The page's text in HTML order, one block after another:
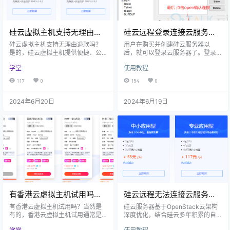
硅云虚拟主机支持无理由退
款吗？
硅云虚拟主机支持无理由退款吗？
是的，硅云虚拟主机提供便捷、公
云虚拟主机时，可随时自助一键申
请退款，非常方便、省心，不用担
心不好用。需要注意的是，无理由
产品试用时间）。 硅云虚拟主机是
量化云端虚拟主机服务，主要用于
搭建网站，提供安全、稳定的PHP
运行环境，赠送MySQL数据库，可
通过硅云虚机管理面板管理…
学堂
117 0
2024年6月20日
硅云远程登录连接云服务器
方法汇总
用户在购买并创建硅云服务器以
后，就可以登录云服务器了。登录
工具远程登录云服务器和使用硅云
官网提供的VNC控制台直接登录。
本文主要介绍的是硅云使用外部工
一起来看一下吧！ Linux（CentOS/
链接Linux云服务器（Putty工具）
第一步：下载SSH工具 （本文档使
用的工具是putty，这款…
使用教程
154 0
2024年6月19日
有香港云虚拟主机试用吗？
香港云虚拟主机试用选哪
家？
有香港云虚拟主机试用吗？当然是
有的，香港云虚拟主机试用通常是
硅云远程无法连接云服务器
的解决办法汇总
硅云服务器基于OpenStack云架构
深度优化，结合硅云多年积累的自